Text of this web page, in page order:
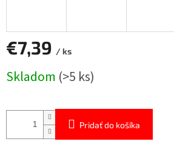
€7,39 / ks
cena:
Skladom (>5 ks)
Pridať do košíka